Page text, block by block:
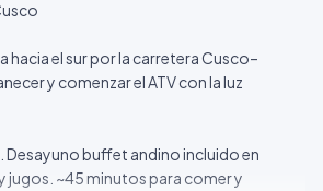
el sur por la carretera Cusco–
y comenzar el ATV con la luz
Desayuno buffet andino incluido en
jugos. ~45 minutos para comer y